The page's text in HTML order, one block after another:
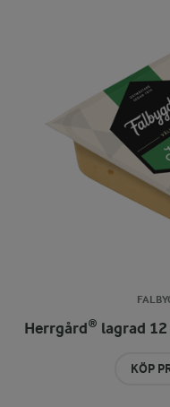
Herrgård® lagrad
KÖP